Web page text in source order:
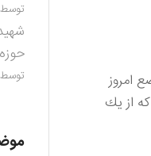
امروز
از یك